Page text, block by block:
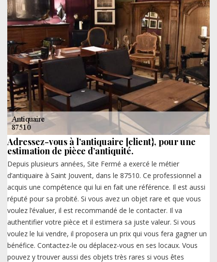
Adressez-vous à l’antiquaire [client}, pour une
estimation de pièce d’antiquité.
Depuis plusieurs années, Site Fermé a exercé le métier
d’antiquaire à Saint Jouvent, dans le 87510. Ce professionnel a
acquis une compétence qui lui en fait une référence. Il est aussi
réputé pour sa probité. Si vous avez un objet rare et que vous
voulez l’évaluer, il est recommandé de le contacter. Il va
authentifier votre pièce et il estimera sa juste valeur. Si vous
voulez le lui vendre, il proposera un prix qui vous fera gagner un
bénéfice. Contactez-le ou déplacez-vous en ses locaux. Vous
pouvez y trouver aussi des objets très rares si vous êtes